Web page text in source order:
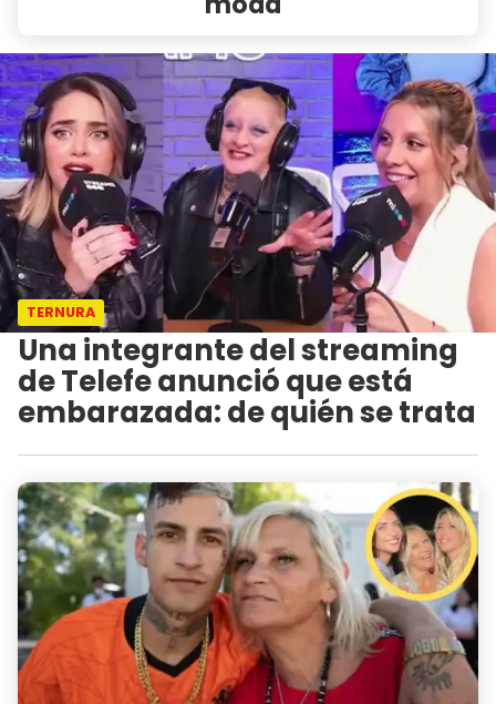
TERNURA
Una integrante del streaming
de Telefe anunció que está
embarazada: de quién se trata